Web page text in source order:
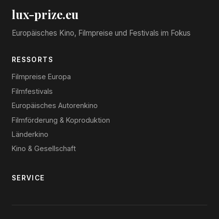
lux-prize.eu
Europäisches Kino, Filmpreise und Festivals im Fokus
RESSORTS
Filmpreise Europa
Filmfestivals
Europäisches Autorenkino
Filmförderung & Koproduktion
Länderkino
Kino & Gesellschaft
SERVICE